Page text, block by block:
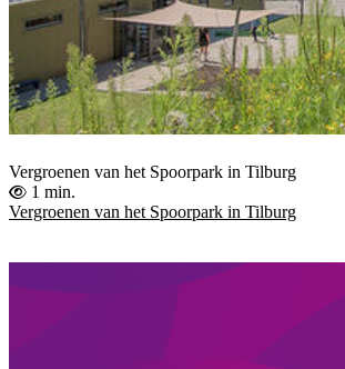
Vergroenen van het Spoorpark in Tilburg
1 min.
Vergroenen van het Spoorpark in Tilburg